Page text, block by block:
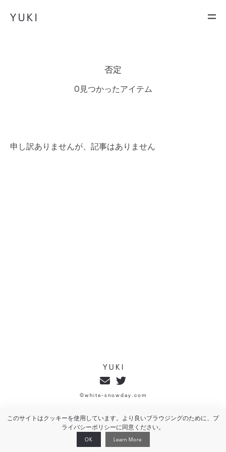
Y U K I
否定
0見つかったアイテム
申し訳ありませんが、記事はありません
Y U K I
©︎ w h i t e - s n o w d a y . c o m
このサイトはクッキーを使用しています。より良いブラウジングのために、プ
ライバシーポリシーに同意ください。
OK Learn More